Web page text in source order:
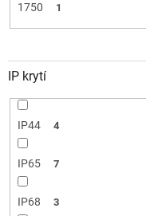
1750 1
IP krytí
IP44 4
IP65 7
IP68 3